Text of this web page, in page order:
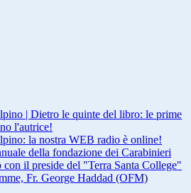
| Dietro le quinte del libro: le prime
l'autrice!
la nostra WEB radio è online!
della fondazione dei Carabinieri
con il preside del "Terra Santa College"
Fr. George Haddad (OFM)